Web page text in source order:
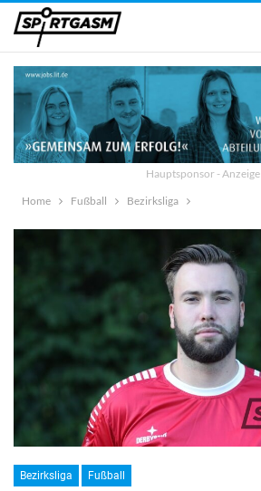
Hauptsponsor - Anzeige
Home
Fußball Bezirksliga
Bezirksliga Fußball